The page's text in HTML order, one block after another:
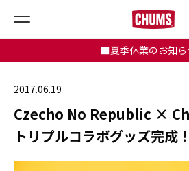
■夏季休業のお知
2017.06.19
Czecho No Republic ×
トリプルコラボグッズ完成！